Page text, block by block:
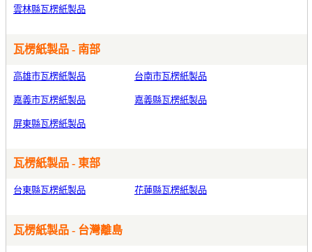
雲林縣瓦楞紙製品
瓦楞紙製品 - 南部
高雄市瓦楞紙製品 台南市瓦楞紙製品
嘉義市瓦楞紙製品 嘉義縣瓦楞紙製品
屏東縣瓦楞紙製品
瓦楞紙製品 - 東部
台東縣瓦楞紙製品 花蓮縣瓦楞紙製品
瓦楞紙製品 - 台灣離島